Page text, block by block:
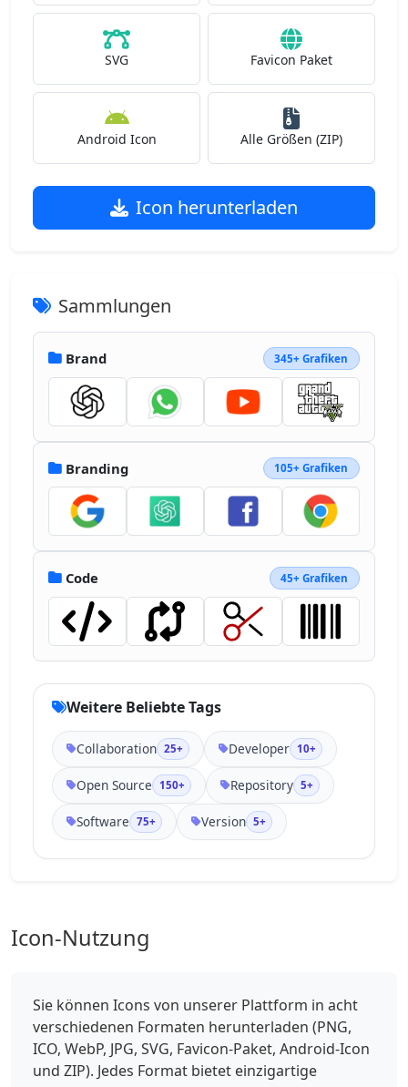
SVG Favicon Paket
Android Icon Alle Größen (ZIP)
Icon herunterladen
Sammlungen
Brand 345+ Grafiken
Branding 105+ Grafiken
Code 45+ Grafiken
Weitere Beliebte Tags
Collaboration 25+ Developer 10+
Open Source 150+ Repository 5+
Software 75+ Version 5+
Icon-Nutzung
Sie können Icons von unserer Plattform in acht
verschiedenen Formaten herunterladen (PNG,
ICO, WebP, JPG, SVG, Favicon-Paket, Android-Icon
und ZIP). Jedes Format bietet einzigartige